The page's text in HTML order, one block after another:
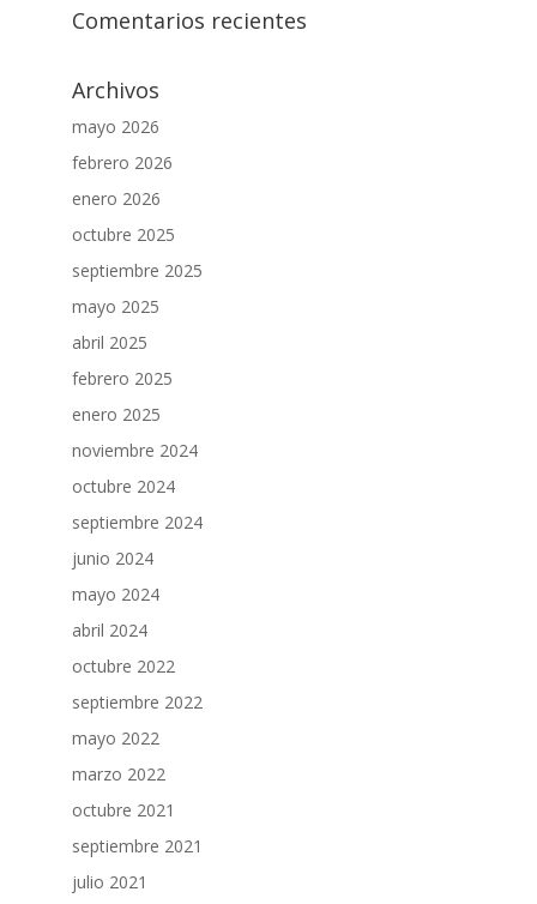
Comentarios recientes
Archivos
mayo 2026
febrero 2026
enero 2026
octubre 2025
septiembre 2025
mayo 2025
abril 2025
febrero 2025
enero 2025
noviembre 2024
octubre 2024
septiembre 2024
junio 2024
mayo 2024
abril 2024
octubre 2022
septiembre 2022
mayo 2022
marzo 2022
octubre 2021
septiembre 2021
julio 2021